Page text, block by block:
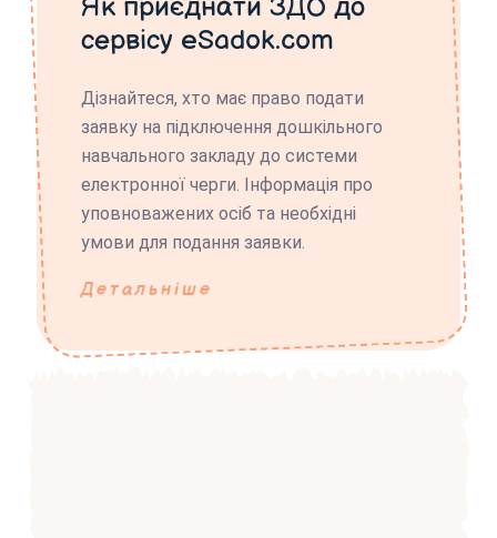
Як приєднати ЗДО до
сервісу eSadok.com
Дізнайтеся, хто має право подати
заявку на підключення дошкільного
навчального закладу до системи
електронної черги. Інформація про
уповноважених осіб та необхідні
умови для подання заявки.
Детальніше